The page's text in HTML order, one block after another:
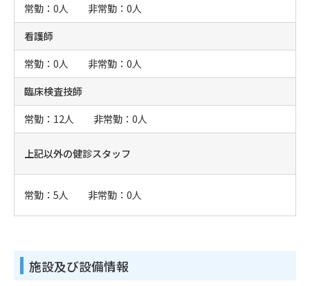
常勤：0人 非常勤：0人
看護師
常勤：0人 非常勤：0人
臨床検査技師
常勤：12人 非常勤：0人
上記以外の健診スタッフ
常勤：5人 非常勤：0人
施設及び設備情報